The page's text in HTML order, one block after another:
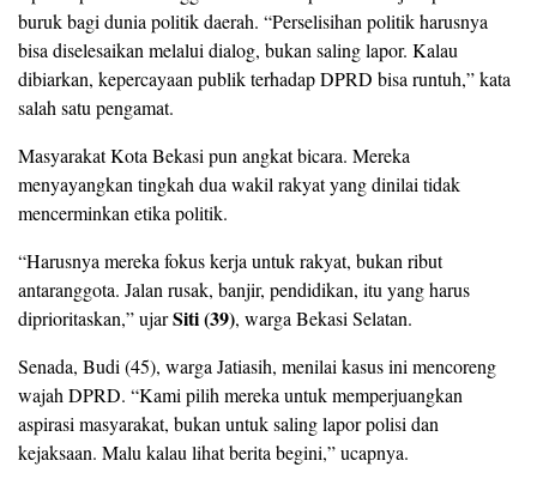
buruk bagi dunia politik daerah. “Perselisihan politik harusnya
bisa diselesaikan melalui dialog, bukan saling lapor. Kalau
dibiarkan, kepercayaan publik terhadap DPRD bisa runtuh,” kata
salah satu pengamat.
Masyarakat Kota Bekasi pun angkat bicara. Mereka
menyayangkan tingkah dua wakil rakyat yang dinilai tidak
mencerminkan etika politik.
“Harusnya mereka fokus kerja untuk rakyat, bukan ribut
antaranggota. Jalan rusak, banjir, pendidikan, itu yang harus
diprioritaskan,” ujarSiti (39), warga Bekasi Selatan.
Senada, Budi (45), warga Jatiasih, menilai kasus ini mencoreng
wajah DPRD. “Kami pilih mereka untuk memperjuangkan
aspirasi masyarakat, bukan untuk saling lapor polisi dan
kejaksaan. Malu kalau lihat berita begini,” ucapnya.